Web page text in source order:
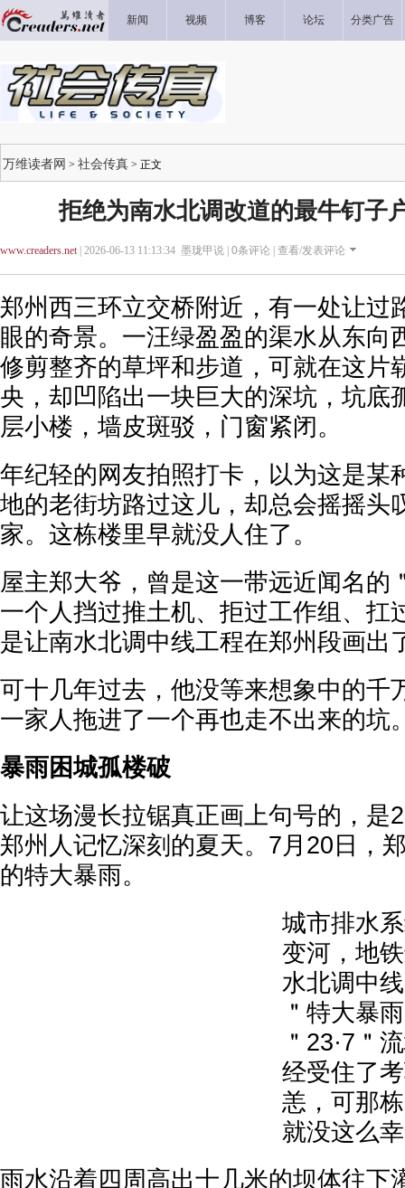
新闻 视频 博客 论坛 分类广告
万维读者网 > 社会传真 > 正文
拒绝为南水北调改道的最牛钉子
www.creaders.net| 2026-06-13 11:13:34 墨珑甲说 | 0条评论 | 查看/发表评论
郑州西三环立交桥附近，有一处让过
眼的奇景。一汪绿盈盈的渠水从东向
修剪整齐的草坪和步道，可就在这片
央，却凹陷出一块巨大的深坑，坑底
层小楼，墙皮斑驳，门窗紧闭。
年纪轻的网友拍照打卡，以为这是某
地的老街坊路过这儿，却总会摇摇
家。这栋楼里早就没人住了。
屋主郑大爷，曾是这一带远近闻名的
一个人挡过推土机、拒过工作组、扛
是让南水北调中线工程在郑州段画出
可十几年过去，他没等来想象中的千
一家人拖进了一个再也走不出来的坑
暴雨困城孤楼破
让这场漫长拉锯真正画上句号的，是
郑州人记忆深刻的夏天。7月20日，
的特大暴雨。
城市排水
变河，地
水北调中
＂特大暴
＂23·7＂
经受住了
恙，可那
就没这么
雨水沿着四周高出十几米的坝体往下